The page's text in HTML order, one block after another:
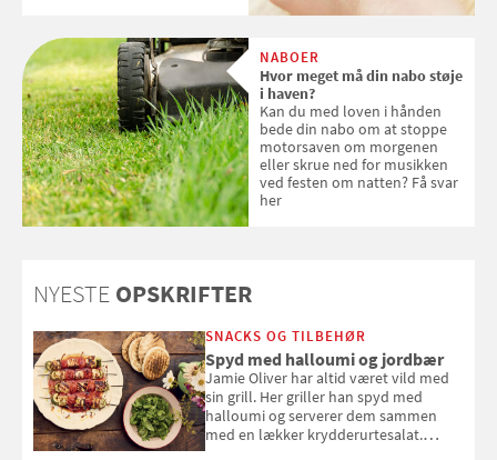
med SPF kan erstatte
solcreme, når man bevæger
sig ud i solen
NABOER
Hvor meget må din nabo støje
i haven?
Kan du med loven i hånden
bede din nabo om at stoppe
motorsaven om morgenen
eller skrue ned for musikken
ved festen om natten? Få svar
her
NYESTE OPSKRIFTER
SNACKS OG TILBEHØR
Spyd med halloumi og jordbær
Jamie Oliver har altid været vild med
sin grill. Her griller han spyd med
halloumi og serverer dem sammen
med en lækker krydderurtesalat.